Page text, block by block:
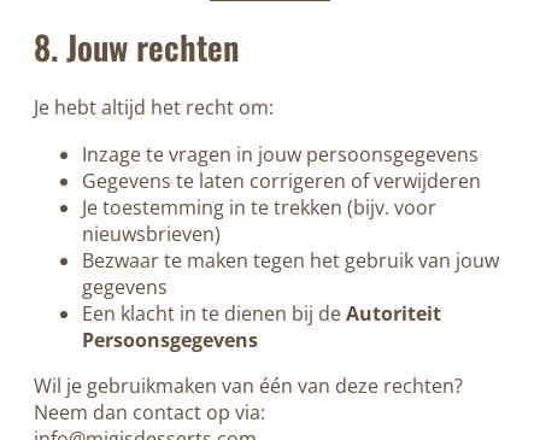
8. Jouw rechten
Je hebt altijd het recht om:
Inzage te vragen in jouw persoonsgegevens
Gegevens te laten corrigeren of verwijderen
Je toestemming in te trekken (bijv. voor
nieuwsbrieven)
Bezwaar te maken tegen het gebruik van jouw
gegevens
Een klacht in te dienen bij deAutoriteit
Persoonsgegevens
Wil je gebruikmaken van één van deze rechten?
Neem dan contact op via: